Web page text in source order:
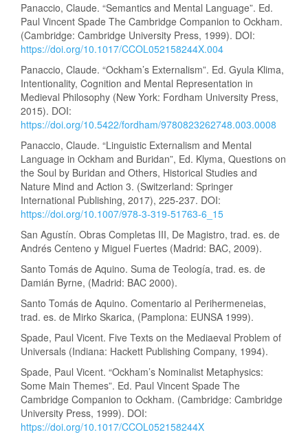
Panaccio, Claude. “Semantics and Mental Language”. Ed.
Paul Vincent Spade The Cambridge Companion to Ockham.
(Cambridge: Cambridge University Press, 1999). DOI:
https://doi.org/10.1017/CCOL052158244X.004
Panaccio, Claude. “Ockham’s Externalism”. Ed. Gyula Klima,
Intentionality, Cognition and Mental Representation in
Medieval Philosophy (New York: Fordham University Press,
2015). DOI:
https://doi.org/10.5422/fordham/9780823262748.003.0008
Panaccio, Claude. “Linguistic Externalism and Mental
Language in Ockham and Buridan”, Ed. Klyma, Questions on
the Soul by Buridan and Others, Historical Studies and
Nature Mind and Action 3. (Switzerland: Springer
International Publishing, 2017), 225-237. DOI:
https://doi.org/10.1007/978-3-319-51763-6_15
San Agustín. Obras Completas III, De Magistro, trad. es. de
Andrés Centeno y Miguel Fuertes (Madrid: BAC, 2009).
Santo Tomás de Aquino. Suma de Teología, trad. es. de
Damián Byrne, (Madrid: BAC 2000).
Santo Tomás de Aquino. Comentario al Perihermeneias,
trad. es. de Mirko Skarica, (Pamplona: EUNSA 1999).
Spade, Paul Vicent. Five Texts on the Mediaeval Problem of
Universals (Indiana: Hackett Publishing Company, 1994).
Spade, Paul Vicent. “Ockham’s Nominalist Metaphysics:
Some Main Themes”. Ed. Paul Vincent Spade The
Cambridge Companion to Ockham. (Cambridge: Cambridge
University Press, 1999). DOI:
https://doi.org/10.1017/CCOL052158244X